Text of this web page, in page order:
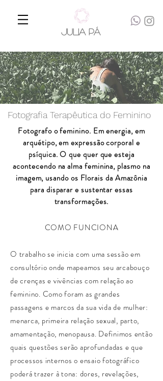
JULIA PÁ
Fotografia Terapêutica do Feminino
Fotografo o feminino. Em energia, em
arquétipo, em expressão corporal e
psíquica. O que quer que esteja
acontecendo na alma feminina, plasmo na
imagem, usando os Florais da Amazônia
para disparar e sustentar essas
transformações.
COMO FUNCIONA
O trabalho se inicia com uma sessão em
consultório onde mapeamos seu arcabouço
de crenças e vivências com relação ao
feminino. Como foram as grandes
passagens e marcos da sua vida de mulher:
menarca, primeira relação sexual, parto,
amamentação, menopausa. Definimos então
quais questões serão aprofundadas e que
processos internos o ensaio fotográfico
poderá trazer à tona: dores, revelações,